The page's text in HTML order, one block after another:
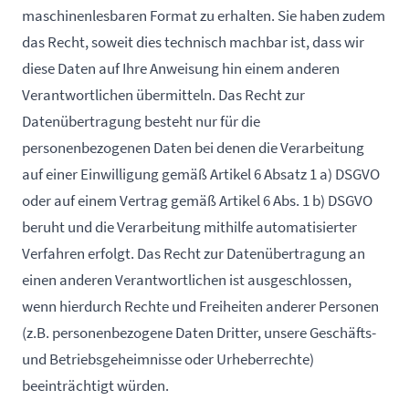
maschinenlesbaren Format zu erhalten. Sie haben zudem
das Recht, soweit dies technisch machbar ist, dass wir
diese Daten auf Ihre Anweisung hin einem anderen
Verantwortlichen übermitteln. Das Recht zur
Datenübertragung besteht nur für die
personenbezogenen Daten bei denen die Verarbeitung
auf einer Einwilligung gemäß Artikel 6 Absatz 1 a) DSGVO
oder auf einem Vertrag gemäß Artikel 6 Abs. 1 b) DSGVO
beruht und die Verarbeitung mithilfe automatisierter
Verfahren erfolgt. Das Recht zur Datenübertragung an
einen anderen Verantwortlichen ist ausgeschlossen,
wenn hierdurch Rechte und Freiheiten anderer Personen
(z.B. personenbezogene Daten Dritter, unsere Geschäfts-
und Betriebsgeheimnisse oder Urheberrechte)
beeinträchtigt würden.